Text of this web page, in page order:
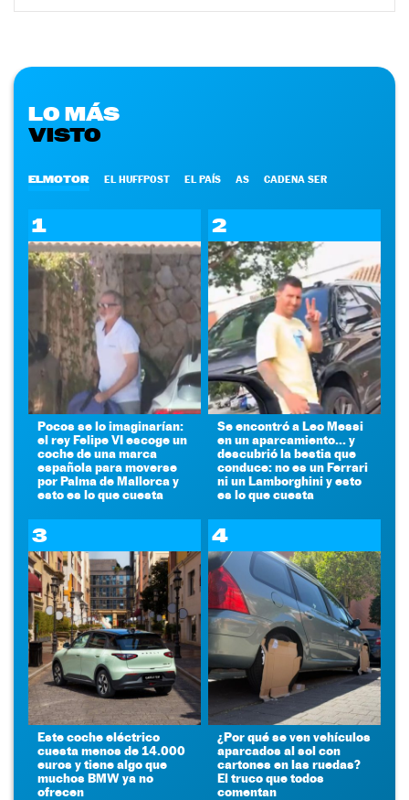
LO MÁS
VISTO
ELMOTOR EL HUFFPOST EL PAÍS AS CADENA SER
1
Pocos se lo imaginarían:
el rey Felipe VI escoge un
coche de una marca
española para moverse
por Palma de Mallorca y
esto es lo que cuesta
2
Se encontró a Leo Messi
en un aparcamiento... y
descubrió la bestia que
conduce: no es un Ferrari
ni un Lamborghini y esto
es lo que cuesta
3
Este coche eléctrico
cuesta menos de 14.000
euros y tiene algo que
muchos BMW ya no
ofrecen
4
¿Por qué se ven vehículos
aparcados al sol con
cartones en las ruedas?
El truco que todos
comentan